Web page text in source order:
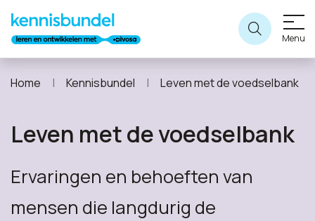
Menu
Home Kennisbundel Leven met de voedselbank
Leven met de voedselbank
Ervaringen en behoeften van
mensen die langdurig de